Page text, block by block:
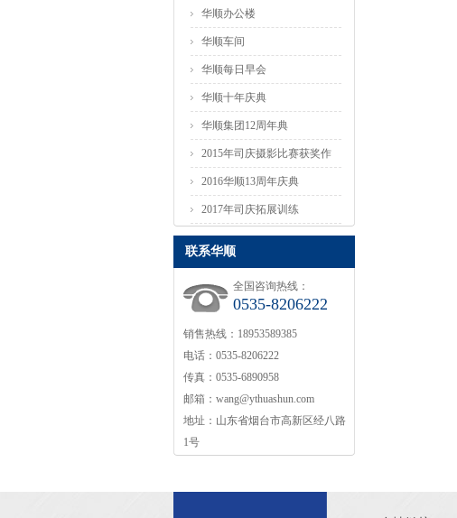
华顺办公楼
华顺车间
华顺每日早会
华顺十年庆典
华顺集团12周年典
2015年司庆摄影比赛获奖作
品
2016华顺13周年庆典
2017年司庆拓展训练
联系华顺
全国咨询热线：
0535-8206222
销售热线：18953589385
电话：0535-8206222
传真：0535-6890958
邮箱：wang@ythuashun.com
地址：山东省烟台市高新区经八路
1号